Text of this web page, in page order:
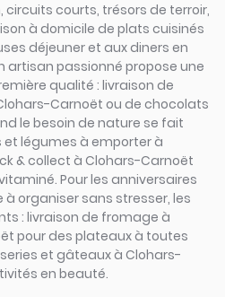
circuits courts, trésors de terroir,
à domicile de plats cuisinés
déjeuner et aux diners en
artisan passionné propose une
qualité : livraison de
Carnoët ou de chocolats
le besoin de nature se fait
et légumes à emporter à
& collect à Clohars-Carnoët
Pour les anniversaires
à organiser sans stresser, les
: livraison de fromage à
pour des plateaux à toutes
et gâteaux à Clohars-
en beauté.